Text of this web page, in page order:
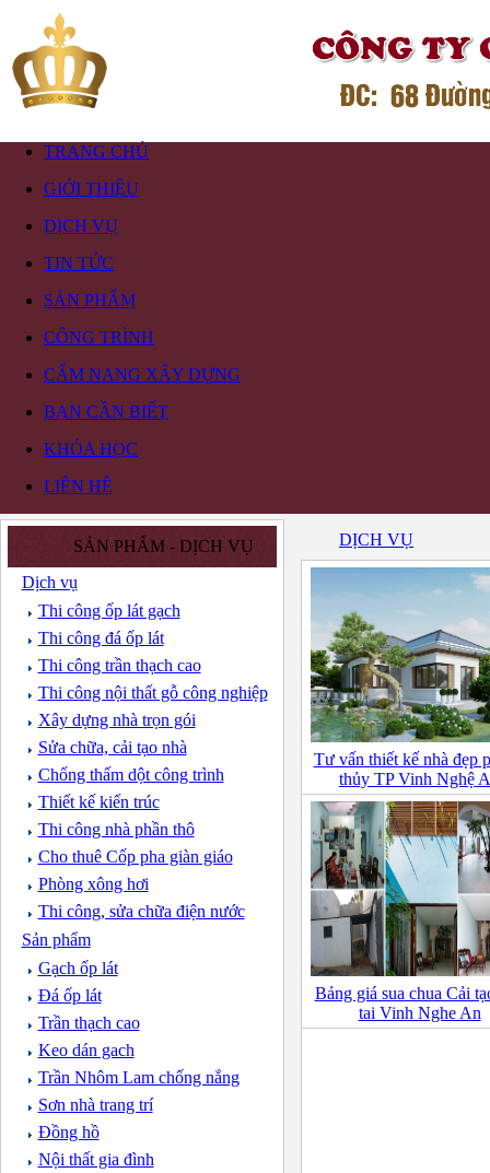
TRANG CHỦ
GIỚI THIỆU
DỊCH VỤ
TIN TỨC
SẢN PHẨM
CÔNG TRÌNH
CẨM NANG XÂY DỰNG
BẠN CẦN BIẾT
KHÓA HỌC
LIÊN HỆ
SẢN PHẨM - DỊCH VỤ
Dịch vụ
Thi công ốp lát gạch
Thi công đá ốp lát
Thi công trần thạch cao
Thi công nội thất gỗ công nghiệp
Xây dựng nhà trọn gói
Sửa chữa, cải tạo nhà
Chống thấm dột công trình
Thiết kế kiến trúc
Thi công nhà phần thô
Cho thuê Cốp pha giàn giáo
Phòng xông hơi
Thi công, sửa chữa điện nước
Sản phẩm
Gạch ốp lát
Đá ốp lát
Trần thạch cao
Keo dán gach
Trần Nhôm Lam chống nắng
Sơn nhà trang trí
Đồng hồ
Nội thất gia đình
DỊCH VỤ
Tư vấn thiết kế nhà đẹp
thủy TP Vinh Nghệ
Bảng giá sua chua Cải
tai Vinh Nghe An